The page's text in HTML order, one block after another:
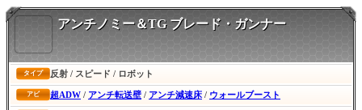
アンチノミー＆TG ブレード・ガンナー
タイプ 反射 / スピード / ロボット
アビ 超ADW / アンチ転送壁 / アンチ減速床 / ウォールブースト